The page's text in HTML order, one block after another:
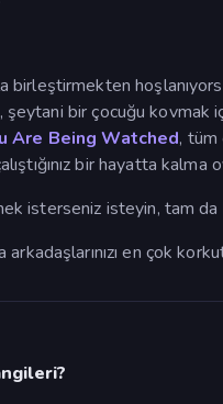
birleştirmekten
, şeytani bir çocuğu kovmak
Are Being Watched, tüm
bir hayatta kalma
isterseniz isteyin, tam da
en çok